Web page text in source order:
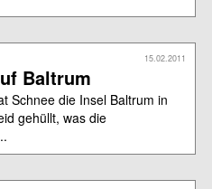
15.02.2011
Baltrum
Schnee die Insel Baltrum in
gehüllt, was die